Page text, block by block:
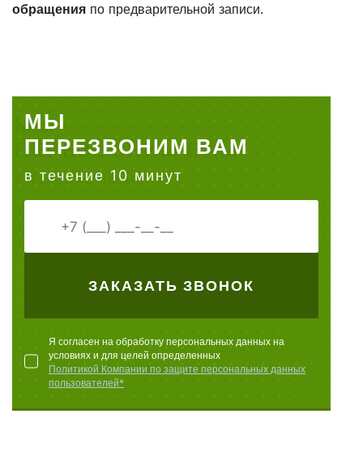
обращения по предварительной записи.
МЫ
ПЕРЕЗВОНИМ ВАМ
в течение 10 минут
ЗАКАЗАТЬ ЗВОНОК
Я согласен на обработку персональных данных на
условиях и для целей определенных
Политикой Компании по защите персональных данных
пользователей*